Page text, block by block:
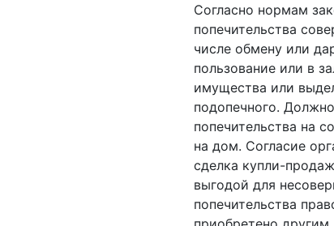
Согласно нормам
попечительства
числе обмену или
пользование или в
имущества или
подопечного.
попечительства на
на дом. Согласие
сделка купли-­
выгодой для
попечительства